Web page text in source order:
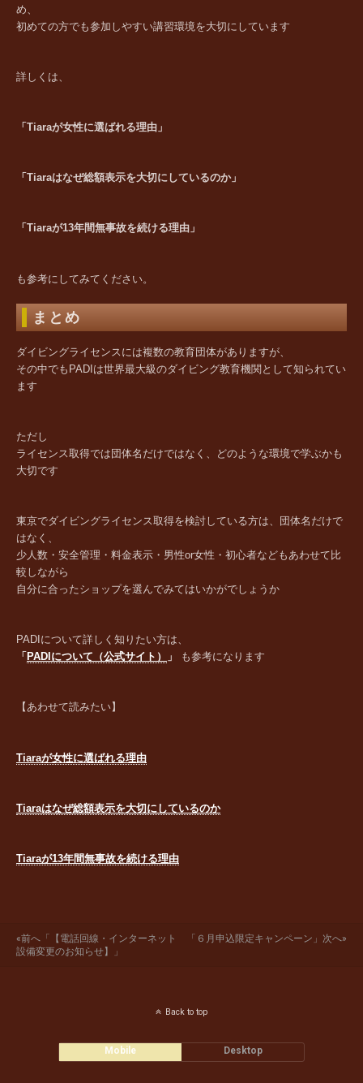
め、
初めての方でも参加しやすい講習環境を大切にしています
詳しくは、
「Tiaraが女性に選ばれる理由」
「Tiaraはなぜ総額表示を大切にしているのか」
「Tiaraが13年間無事故を続ける理由」
も参考にしてみてください。
まとめ
ダイビングライセンスには複数の教育団体がありますが、
その中でもPADIは世界最大級のダイビング教育機関として知られてい
ます
ただし
ライセンス取得では団体名だけではなく、どのような環境で学ぶかも
大切です
東京でダイビングライセンス取得を検討している方は、団体名だけで
はなく、
少人数・安全管理・料金表示・男性or女性・初心者などもあわせて比
較しながら
自分に合ったショップを選んでみてはいかがでしょうか
PADIについて詳しく知りたい方は、
「 PADIについて（公式サイト） 」 も参考になります
【あわせて読みたい】
Tiaraが女性に選ばれる理由
Tiaraはなぜ総額表示を大切にしているのか
Tiaraが13年間無事故を続ける理由
«前へ「【電話回線・インターネット
設備変更のお知らせ】」
「６月申込限定キャンペーン」次へ»
Back to top
Mobile Desktop